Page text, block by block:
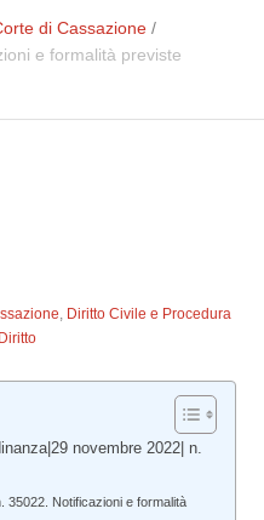
di Cassazione /
e formalità previste
, Diritto Civile e Procedura
novembre 2022| n.
35022. Notificazioni e formalità